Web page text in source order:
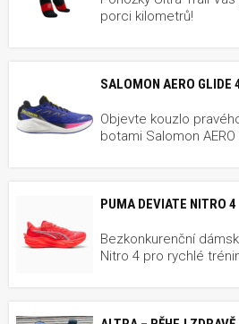
porci kilometrů!
SALOMON AERO GLIDE
Objevte kouzlo
botami Salomon AERO
PUMA DEVIATE NITRO 4
Bezkonkurenční
Nitro 4 pro rychlé